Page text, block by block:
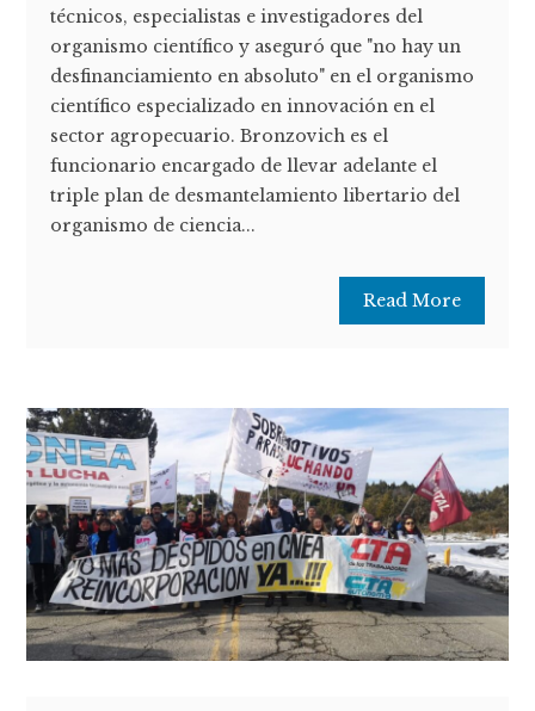
técnicos, especialistas e investigadores del
organismo científico y aseguró que "no hay un
desfinanciamiento en absoluto" en el organismo
científico especializado en innovación en el
sector agropecuario. Bronzovich es el
funcionario encargado de llevar adelante el
triple plan de desmantelamiento libertario del
organismo de ciencia...
Read More